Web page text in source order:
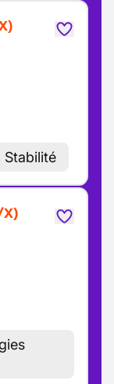
Stabilité